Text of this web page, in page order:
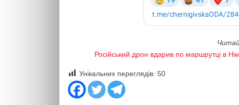
Російський дрон вдарив по маршрутці в
Унікальних переглядів: 50